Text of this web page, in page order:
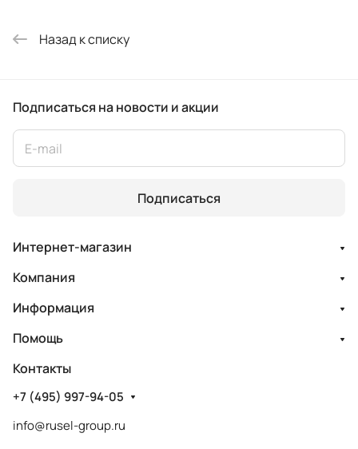
Назад к списку
Подписаться на новости и акции
Подписаться
Интернет-магазин
Компания
Информация
Помощь
Контакты
+7 (495) 997-94-05
info@rusel-group.ru